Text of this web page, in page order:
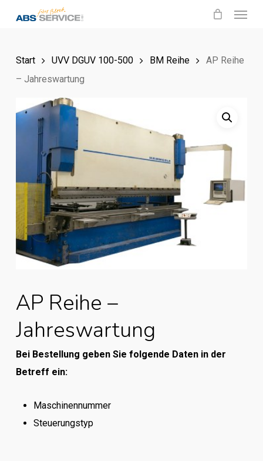
content
Start UVV DGUV 100-500 BM Reihe
AP Reihe
– Jahreswartung
AP Reihe –
Jahreswartung
Bei Bestellung geben Sie folgende Daten in der
Betreff ein:
Maschinennummer
Steuerungstyp